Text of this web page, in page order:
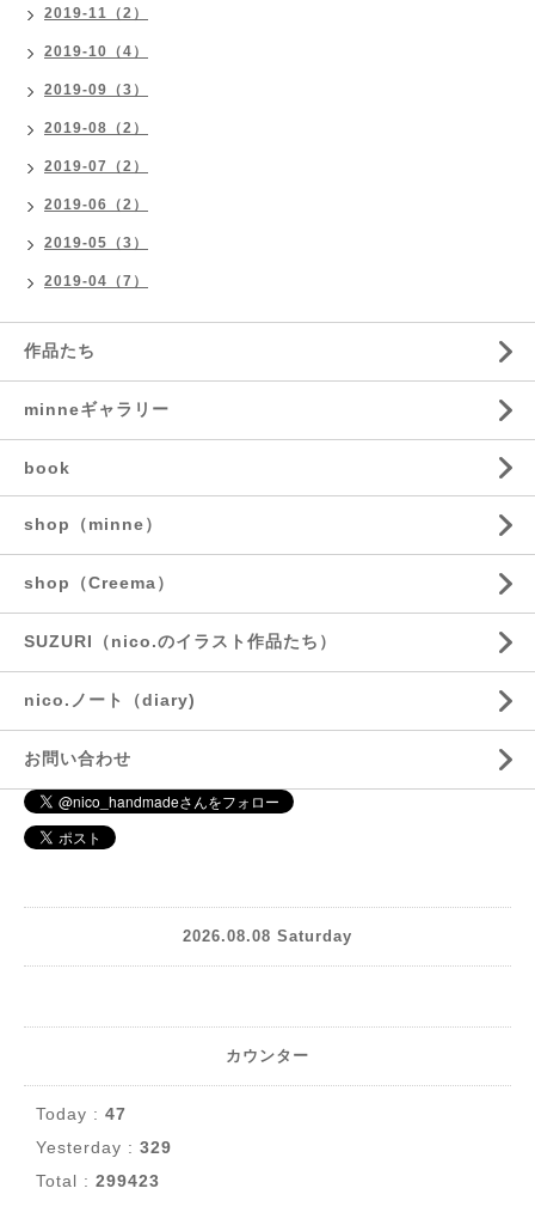
2019-11（2）
2019-10（4）
2019-09（3）
2019-08（2）
2019-07（2）
2019-06（2）
2019-05（3）
2019-04（7）
作品たち
minneギャラリー
book
shop（minne）
shop（Creema）
SUZURI（nico.のイラスト作品たち）
nico.ノート（diary)
お問い合わせ
2026.08.08 Saturday
カウンター
Today : 47
Yesterday : 329
Total : 299423